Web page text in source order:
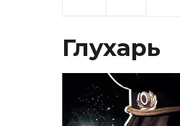
Сейчас вы
Глухарь